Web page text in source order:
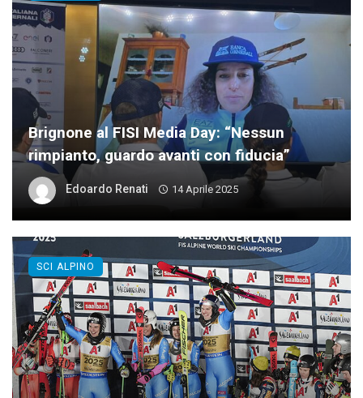
Brignone al FISI Media Day: “Nessun
rimpianto, guardo avanti con fiducia”
Edoardo Renati 14 Aprile 2025
SCI ALPINO